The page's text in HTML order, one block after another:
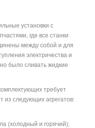
установки с
где все станки
между собой и для
электричества и
было сливать жидкие
требует
из следующих агрегатов:
(холодный и горячий);